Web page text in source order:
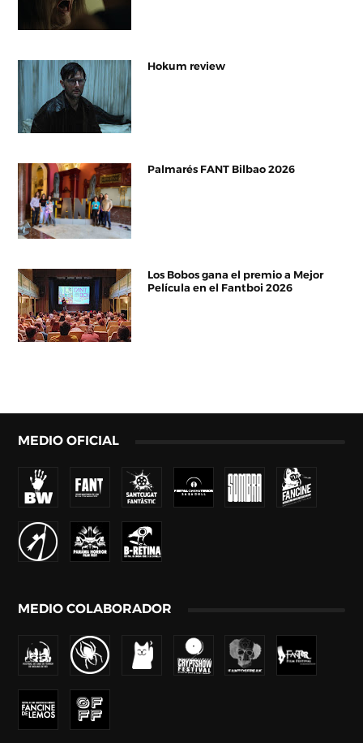
Hokum review
Palmarés FANT Bilbao 2026
Los Bobos gana el premio a Mejor
Película en el Fantboi 2026
MEDIO OFICIAL
MEDIO COLABORADOR